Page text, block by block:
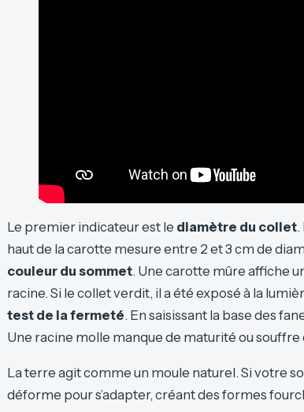
Le premier indicateur est le diamètre du collet.
haut de la carotte mesure entre 2 et 3 cm de
couleur du sommet. Une carotte mûre affiche
racine. Si le collet verdit, il a été exposé à la
test de la fermeté. En saisissant la base des
Une racine molle manque de maturité ou souffre
La terre agit comme un moule naturel. Si votre
déforme pour s’adapter, créant des formes